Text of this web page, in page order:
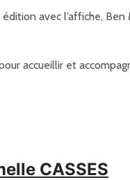
avec l’affiche, Ben
accueillir et
CASSES